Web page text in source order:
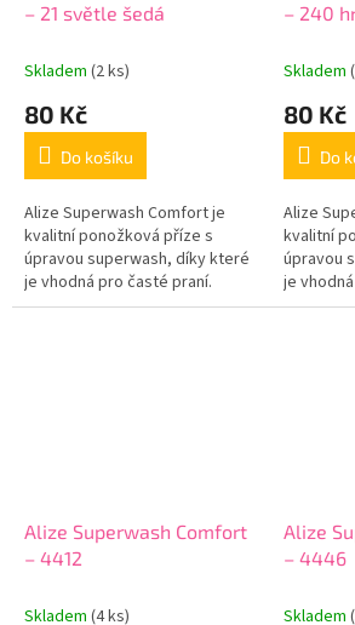
– 21 světle šedá
Skladem (2 ks)
80 Kč
Do košíku
Alize Superwash Comfort je
kvalitní ponožková příze s
úpravou superwash, díky které
je vhodná pro časté praní.
Hotové výrobky jsou příjemné
– 240
Skladem
80 Kč
Do
Alize
kvalitní
úpravou
je
Hotové
Alize Superwash Comfort
– 4412
Skladem (4 ks)
Alize
– 4446
Skladem